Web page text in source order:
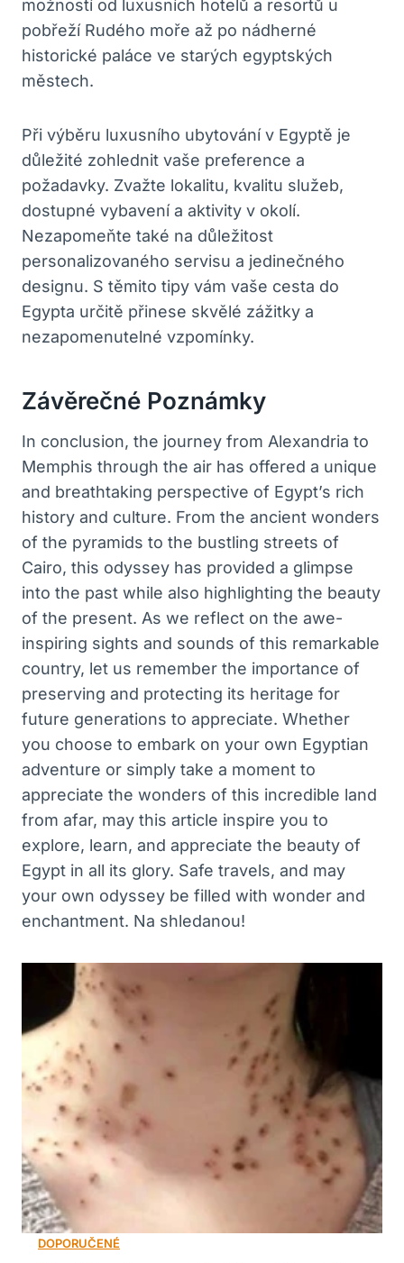
možností od luxusních hotelů a resortů u
pobřeží Rudého moře až po nádherné
historické paláce ve starých egyptských
městech.
Při výběru luxusního ubytování v Egyptě je
důležité zohlednit vaše preference a
požadavky. Zvažte lokalitu, kvalitu služeb,
dostupné vybavení a aktivity v okolí.
Nezapomeňte také na důležitost
personalizovaného servisu a jedinečného
designu. S těmito tipy vám vaše cesta do
Egypta určitě přinese skvělé zážitky a
nezapomenutelné vzpomínky.
Závěrečné Poznámky
In conclusion, the journey from Alexandria to
Memphis through the air has offered a unique
and breathtaking perspective of Egypt’s rich
history and culture. From the ancient wonders
of the pyramids to the bustling streets of
Cairo, this odyssey has provided a glimpse
into the past while also highlighting the beauty
of the present. As we reflect on the awe-
inspiring sights and sounds of this remarkable
country, let us remember the importance of
preserving and protecting its heritage for
future generations to appreciate. Whether
you choose to embark on your own Egyptian
adventure or simply take a moment to
appreciate the wonders of this incredible land
from afar, may this article inspire you to
explore, learn, and appreciate the beauty of
Egypt in all its glory. Safe travels, and may
your own odyssey be filled with wonder and
enchantment. Na shledanou!